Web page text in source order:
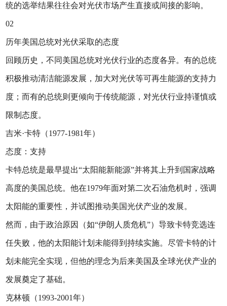
统的选举结果往往会对光伏市场产生直接或间接的影响。
02
历年美国总统对光伏采取的态度
回顾历史，不同美国总统对光伏行业的态度各异。有的总统
积极推动清洁能源发展，加大对光伏等可再生能源的支持力
度；而有的总统则更倾向于传统能源，对光伏行业持谨慎或
限制态度。
吉米·卡特（1977-1981年）
态度：支持
卡特总统是最早提出“太阳能新能源”并将其上升到国家战略
高度的美国总统。他在1979年面对第二次石油危机时，强调
太阳能的重要性，并试图推动美国光伏产业的发展。
然而，由于政治原因（如“伊朗人质危机”）导致卡特竞选连
任失败，他的太阳能计划未能得到持续实施。尽管卡特的计
划未能完全实现，但他的理念为后来美国及全球光伏产业的
发展奠定了基础。
克林顿（1993-2001年）